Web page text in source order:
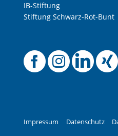
Wirtschaft an.
IB-Stiftung
Stiftung Schwarz-Rot-Bunt
Impressum Datenschutz